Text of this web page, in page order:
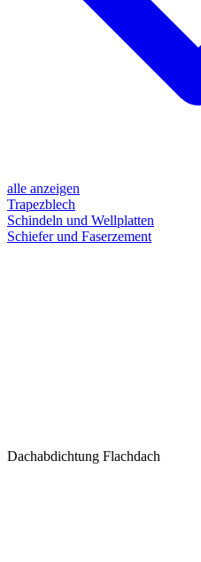
alle anzeigen
Trapezblech
Schindeln und Wellplatten
Schiefer und Faserzement
Dachabdichtung Flachdach